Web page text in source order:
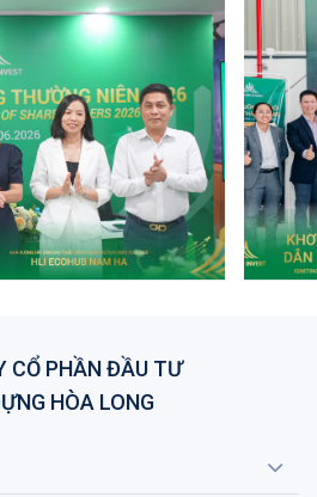
CỔ PHẦN ĐẦU TƯ
HÒA LONG